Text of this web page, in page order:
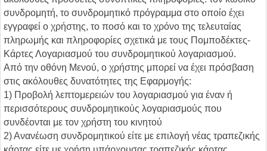
συνδρομητή, το συνδρομητικό πρόγραμμα στο οποίο έχει
εγγραφεί ο χρήστης, το ποσό και το χρόνο της τελευταίας
πληρωμής και πληροφορίες σχετικά με τους Πομποδέκτες-
Κάρτες Λογαριασμού του συνδρομητικού λογαριασμού.
Από την οθόνη Μενού, ο χρήστης μπορεί να έχει πρόσβαση
στις ακόλουθες δυνατότητες της Εφαρμογής:
1) Προβολή λεπτομερειών του λογαριασμού για έναν ή
περισσότερους συνδρομητικούς λογαριασμούς που
συνδέονται με τον χρήστη του κινητού
2) Ανανέωση συνδρομητικού είτε με επιλογή νέας τραπεζικής